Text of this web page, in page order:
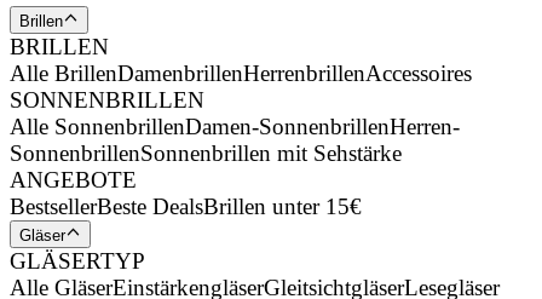
Brillen
BRILLEN
Alle BrillenDamenbrillenHerrenbrillenAccessoires
SONNENBRILLEN
Alle SonnenbrillenDamen-SonnenbrillenHerren-
SonnenbrillenSonnenbrillen mit Sehstärke
ANGEBOTE
BestsellerBeste DealsBrillen unter 15€
Gläser
GLÄSERTYP
Alle GläserEinstärkengläserGleitsichtgläserLesegläser